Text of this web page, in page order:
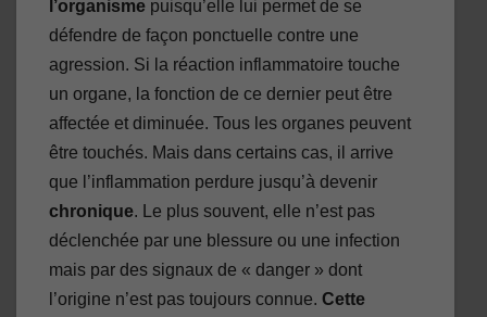
l’organisme puisqu’elle lui permet de se
défendre de façon ponctuelle contre une
agression. Si la réaction inflammatoire touche
un organe, la fonction de ce dernier peut être
affectée et diminuée. Tous les organes peuvent
être touchés. Mais dans certains cas, il arrive
que l’inflammation perdure jusqu’à devenir
chronique. Le plus souvent, elle n’est pas
déclenchée par une blessure ou une infection
mais par des signaux de « danger » dont
l’origine n’est pas toujours connue. Cette